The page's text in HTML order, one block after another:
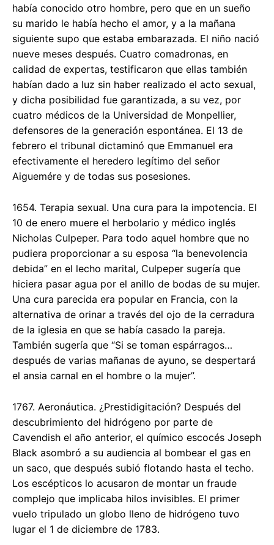
había conocido otro hombre, pero que en un sueño
su marido le había hecho el amor, y a la mañana
siguiente supo que estaba embarazada. El niño nació
nueve meses después. Cuatro comadronas, en
calidad de expertas, testificaron que ellas también
habían dado a luz sin haber realizado el acto sexual,
y dicha posibilidad fue garantizada, a su vez, por
cuatro médicos de la Universidad de Monpellier,
defensores de la generación espontánea. El 13 de
febrero el tribunal dictaminó que Emmanuel era
efectivamente el heredero legítimo del señor
Aiguemére y de todas sus posesiones.
1654. Terapia sexual. Una cura para la impotencia. El
10 de enero muere el herbolario y médico inglés
Nicholas Culpeper. Para todo aquel hombre que no
pudiera proporcionar a su esposa “la benevolencia
debida” en el lecho marital, Culpeper sugería que
hiciera pasar agua por el anillo de bodas de su mujer.
Una cura parecida era popular en Francia, con la
alternativa de orinar a través del ojo de la cerradura
de la iglesia en que se había casado la pareja.
También sugería que “Si se toman espárragos…
después de varias mañanas de ayuno, se despertará
el ansia carnal en el hombre o la mujer”.
1767. Aeronáutica. ¿Prestidigitación? Después del
descubrimiento del hidrógeno por parte de
Cavendish el año anterior, el químico escocés Joseph
Black asombró a su audiencia al bombear el gas en
un saco, que después subió flotando hasta el techo.
Los escépticos lo acusaron de montar un fraude
complejo que implicaba hilos invisibles. El primer
vuelo tripulado un globo lleno de hidrógeno tuvo
lugar el 1 de diciembre de 1783.